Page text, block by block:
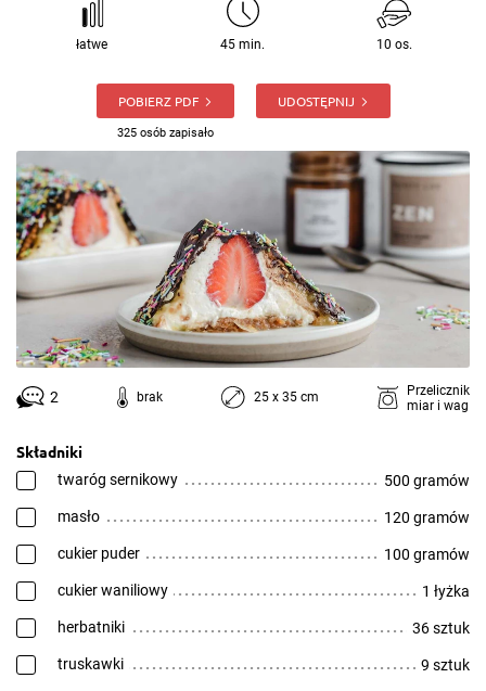
łatwe 45 min. 10 os.
POBIERZ PDF
325 osób zapisało
UDOSTĘPNIJ
2 brak 25 x 35 cm
Przelicznik
miar i wag
Składniki
twaróg sernikowy 500 gramów
masło 120 gramów
cukier puder 100 gramów
cukier waniliowy 1 łyżka
herbatniki 36 sztuk
truskawki 9 sztuk